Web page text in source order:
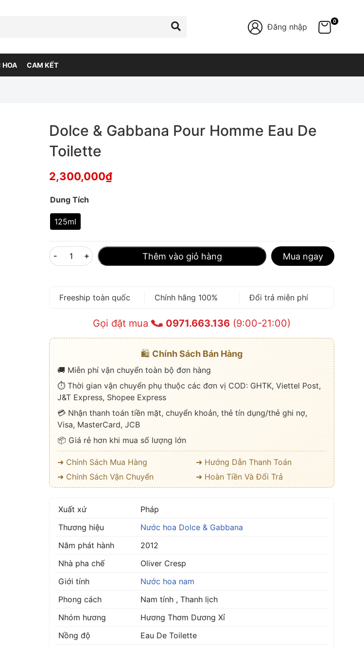
Đăng nhập
0
HOA CAM KẾT
Dolce & Gabbana Pour Homme Eau De
Toilette
2,300,000₫
Dung Tích
125ml
- + Thêm vào giỏ hàng Mua ngay
Freeship toàn quốc Chính hãng 100% Đổi trả miễn phí
Gọi đặt mua 0971.663.136 (9:00-21:00)
🛍️ Chính Sách Bán Hàng
🚚 Miễn phí vận chuyển toàn bộ đơn hàng
⏱️ Thời gian vận chuyển phụ thuộc các đơn vị COD: GHTK, Viettel Post,
J&T Express, Shopee Express
💳 Nhận thanh toán tiền mặt, chuyển khoản, thẻ tín dụng/thẻ ghi nợ,
Visa, MasterCard, JCB
📦 Giá rẻ hơn khi mua số lượng lớn
➜ Chính Sách Mua Hàng
➜ Hướng Dẫn Thanh Toán
➜ Chính Sách Vận Chuyển
➜ Hoàn Tiền Và Đổi Trả
Xuất xứ
Pháp
Thương hiệu
Nước hoa Dolce & Gabbana
Năm phát hành
2012
Nhà pha chế
Oliver Cresp
Giới tính
Nước hoa nam
Phong cách
Nam tính , Thanh lịch
Nhóm hương
Hương Thơm Dương Xỉ
Nồng độ
Eau De Toilette